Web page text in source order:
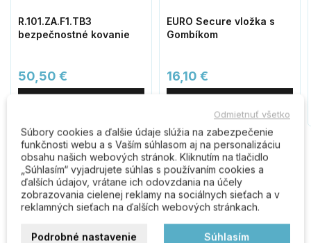
R.101.ZA.F1.TB3
bezpečnostné kovanie
50,50 €
EURO Secure vložka s
Gombíkom
16,10 €
Komentáre (0)
Buďte prvý kto napíše recenziu
Odmietnuť všetko
Súbory cookies a ďalšie údaje slúžia na zabezpečenie
funkčnosti webu a s Vaším súhlasom aj na personalizáciu
obsahu našich webových stránok. Kliknutím na tlačidlo
„Súhlasím“ vyjadrujete súhlas s používaním cookies a
ďalších údajov, vrátane ich odovzdania na účely
zobrazovania cielenej reklamy na sociálnych sieťach a v
reklamných sieťach na ďalších webových stránkach.
Podrobné nastavenie Súhlasím